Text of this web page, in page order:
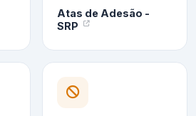
Atas de Adesão -
SRP